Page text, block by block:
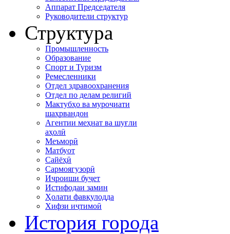
Аппарат Председателя
Руководители структур
Структура
Промышленность
Образование
Спорт и Туризм
Ремесленники
Отдел здравоохранения
Отдел по делам религий
Мактубҳо ва муроҷиати
шаҳрвандон
Агентии меҳнат ва шуғли
аҳолӣ
Меъморӣ
Матбуот
Сайёҳӣ
Сармоягузорӣ
Иҷроиши буҷет
Истифодаи замин
Ҳолати фавқулодда
Хифзи иҷтимоӣ
История города